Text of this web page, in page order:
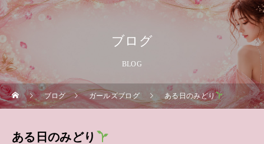
ブログ
BLOG
ブログ ガールズブログ ある日のみどり
ある日のみどり